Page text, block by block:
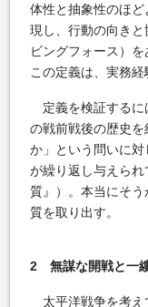
体性と抽象性のほ
現し、行動の向き
ビングフォース）を
この定義は、実務経
定義を検証するに
の戦前戦後の歴史
か」という問いに
が繰り返し与えら
質』）。本当にそ
質を取り出す。
2 無謀な開戦と一
太平洋戦争を考え